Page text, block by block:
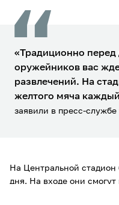
«Традиционно
оружейников вас
развлечений. На
желтого мяча
заявили в пресс-
На Центральной стадион
дня. На входе они